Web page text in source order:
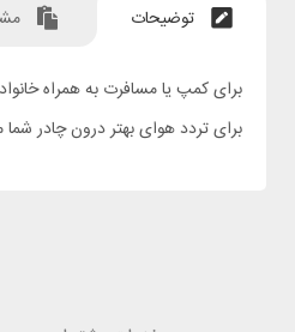
توضیحات
برای تردد هوای بهتر درون چادر شما